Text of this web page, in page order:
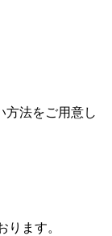
方法をご用意し
ります。